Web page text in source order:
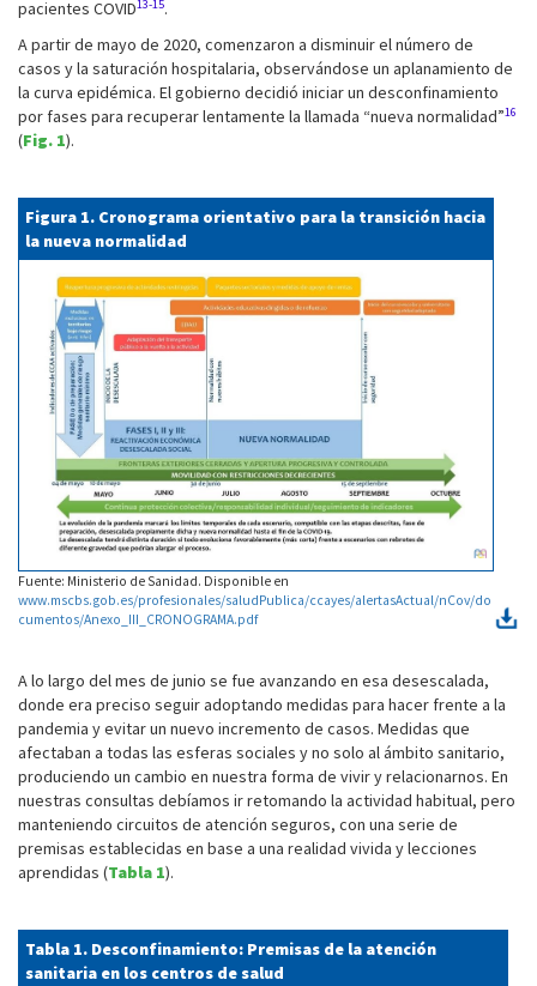
pacientes COVID13-15.
A partir de mayo de 2020, comenzaron a disminuir el número de
casos y la saturación hospitalaria, observándose un aplanamiento de
la curva epidémica. El gobierno decidió iniciar un desconfinamiento
por fases para recuperar lentamente la llamada “nueva normalidad”16
(Fig. 1).
Figura 1. Cronograma orientativo para la transición hacia
la nueva normalidad
Fuente: Ministerio de Sanidad. Disponible en
www.mscbs.gob.es/profesionales/saludPublica/ccayes/alertasActual/nCov/do
cumentos/Anexo_III_CRONOGRAMA.pdf
A lo largo del mes de junio se fue avanzando en esa desescalada,
donde era preciso seguir adoptando medidas para hacer frente a la
pandemia y evitar un nuevo incremento de casos. Medidas que
afectaban a todas las esferas sociales y no solo al ámbito sanitario,
produciendo un cambio en nuestra forma de vivir y relacionarnos. En
nuestras consultas debíamos ir retomando la actividad habitual, pero
manteniendo circuitos de atención seguros, con una serie de
premisas establecidas en base a una realidad vivida y lecciones
aprendidas (Tabla 1).
Tabla 1. Desconfinamiento: Premisas de la atención
sanitaria en los centros de salud